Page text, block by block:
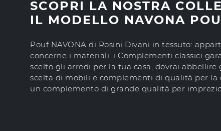
SCOPRI LA NOSTRA
IL MODELLO NAVONA
Pouf NAVONA di Rosini Divani in tessuto:
concerne i materiali, i Complementi classici
scelto gli arredi per la tua casa, dovrai
scelta di mobili e complementi di qualità per la
un complemento di grande qualità per